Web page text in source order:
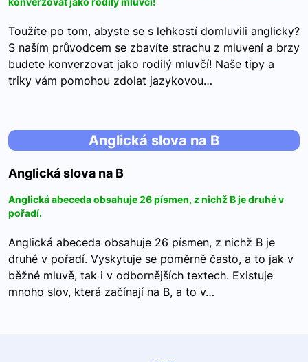
Toužíte po tom, abyste se s lehkostí domluvili anglicky?
S naším průvodcem se zbavíte strachu z mluvení a brzy
budete konverzovat jako rodilý mluvčí! Naše tipy a
triky vám pomohou zdolat jazykovou…
Anglická slova na B
Anglická slova na B
Anglická abeceda obsahuje 26 písmen, z nichž B je druhé v
pořadí.
Anglická abeceda obsahuje 26 písmen, z nichž B je
druhé v pořadí. Vyskytuje se poměrně často, a to jak v
běžné mluvě, tak i v odbornějších textech. Existuje
mnoho slov, která začínají na B, a to v…